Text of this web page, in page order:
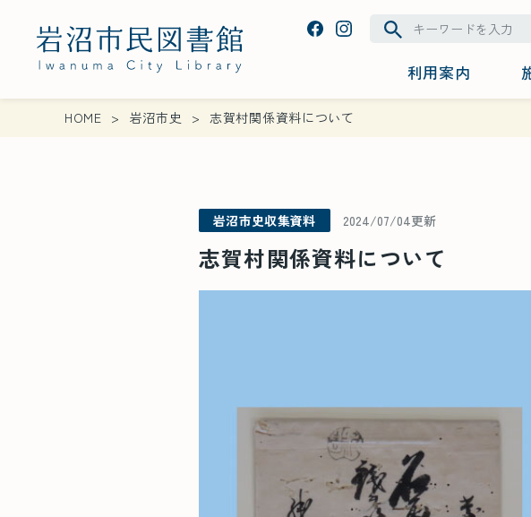
利用案内
HOME 岩沼市史 志賀村関係資料について
岩沼市史収集資料 2024/07/04更新
志賀村関係資料について